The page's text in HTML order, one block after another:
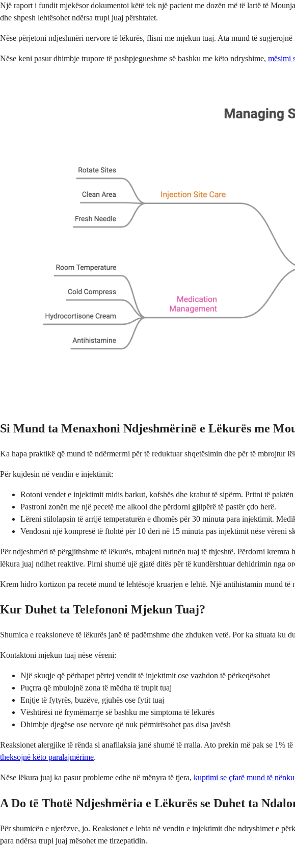
Një raport i fundit mjekësor dokumentoi këtë tek një pacient me dozën më të lartë të
dhe shpesh lehtësohet ndërsa trupi juaj përshtatet.
Nëse përjetoni ndjeshmëri nervore të lëkurës, flisni me mjekun tuaj. Ata mund të
Nëse keni pasur dhimbje trupore të pashpjegueshme së bashku me këto ndryshime, mësimi
Si Mund ta Menaxhoni Ndjeshmërinë e Lëkurës me
Ka hapa praktikë që mund të ndërmerrni për të reduktuar shqetësimin dhe për të mbrojtur
Për kujdesin në vendin e injektimit:
Rotoni vendet e injektimit midis barkut, kofshës dhe krahut të sipërm. Pritni të
Pastroni zonën me një pecetë me alkool dhe përdorni gjilpërë të pastër çdo herë.
Lëreni stilolapsin të arrijë temperaturën e dhomës për 30 minuta para injektimit.
Vendosni një kompresë të ftohtë për 10 deri në 15 minuta pas injektimit nëse vëreni
Për ndjeshmëri të përgjithshme të lëkurës, mbajeni rutinën tuaj të thjeshtë. Përdorni
lëkura juaj ndihet reaktive. Pirni shumë ujë gjatë ditës për të kundërshtuar dehidrimin nga
Krem hidro kortizon pa recetë mund të lehtësojë kruarjen e lehtë. Një antihistamin mund
Kur Duhet ta Telefononi Mjekun Tuaj?
Shumica e reaksioneve të lëkurës janë të padëmshme dhe zhduken vetë. Por ka situata ku
Kontaktoni mjekun tuaj nëse vëreni:
Një skuqje që përhapet përtej vendit të injektimit ose vazhdon të përkeqësohet
Puçrra që mbulojnë zona të mëdha të trupit tuaj
Enjtje të fytyrës, buzëve, gjuhës ose fytit tuaj
Vështirësi në frymëmarrje së bashku me simptoma të lëkurës
Dhimbje djegëse ose nervore që nuk përmirësohet pas disa javësh
Reaksionet alergjike të rënda si anafilaksia janë shumë të rralla. Ato prekin më pak se 1%
theksojnë këto paralajmërime.
Nëse lëkura juaj ka pasur probleme edhe në mënyra të tjera, kuptimi se çfarë mund të
A Do të Thotë Ndjeshmëria e Lëkurës se Duhet ta
Për shumicën e njerëzve, jo. Reaksionet e lehta në vendin e injektimit dhe ndryshimet e
para ndërsa trupi juaj mësohet me tirzepatidin.